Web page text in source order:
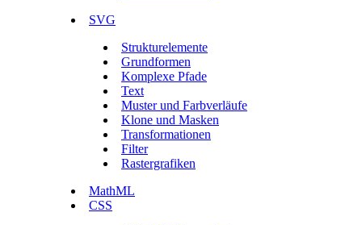
SVG
Strukturelemente
Grundformen
Komplexe Pfade
Text
Muster und Farbverläufe
Klone und Masken
Transformationen
Filter
Rastergrafiken
MathML
CSS